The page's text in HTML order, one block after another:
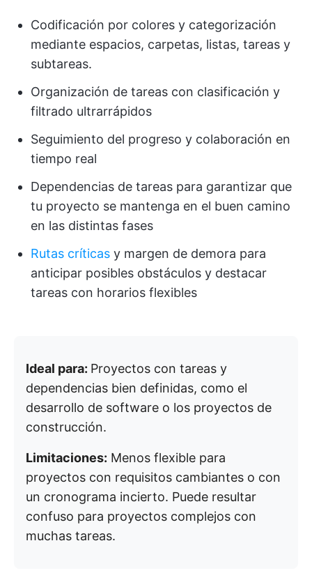
Codificación por colores y categorización
mediante espacios, carpetas, listas, tareas y
subtareas.
Organización de tareas con clasificación y
filtrado ultrarrápidos
Seguimiento del progreso y colaboración en
tiempo real
Dependencias de tareas para garantizar que
tu proyecto se mantenga en el buen camino
en las distintas fases
Rutas críticas y margen de demora para
anticipar posibles obstáculos y destacar
tareas con horarios flexibles
Ideal para: Proyectos con tareas y
dependencias bien definidas, como el
desarrollo de software o los proyectos de
construcción.
Limitaciones: Menos flexible para
proyectos con requisitos cambiantes o con
un cronograma incierto. Puede resultar
confuso para proyectos complejos con
muchas tareas.